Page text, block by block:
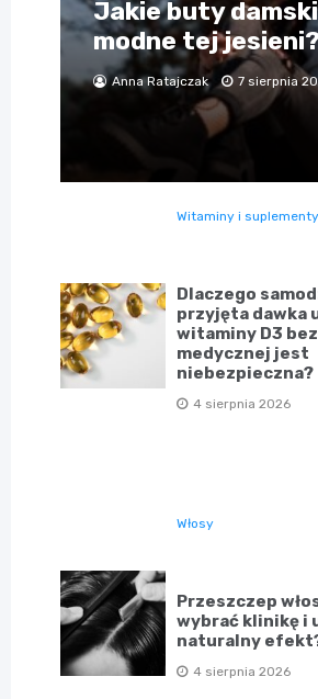
Jakie buty
modne tej jesieni?
Anna Ratajczak 7 sierpnia
Witaminy i suplementy
Dlaczego
przyjęta dawka
witaminy D3
medycznej jest
niebezpieczna?
4 sierpnia 2026
Włosy
Przeszczep
wybrać klinikę i
naturalny
4 sierpnia 2026